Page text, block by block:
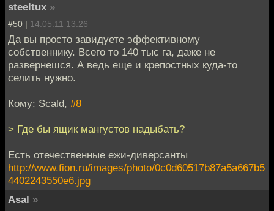
steeltux »
#50 | 14.05.11 13:26
Да вы просто завидуете эффективному
собственнику. Всего то 140 тыс га, даже не
развернешся. А ведь еще и крепостных куда-то
селить нужно.
Кому: Scald, #8
> Где бы ящик мангустов надыбать?
Есть отечественные ежи-диверсанты
http://www.fion.ru/images/photo/0c0d60517b87a5a667b5
4402243550e6.jpg
Asal »